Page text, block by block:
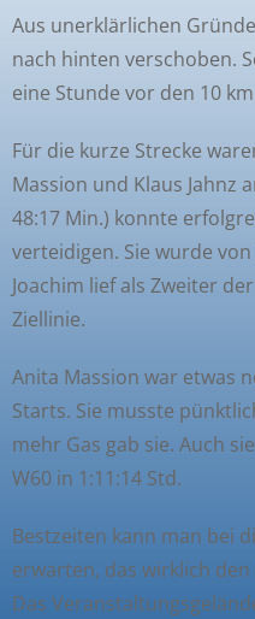
Aus unerklärlichen
nach hinten verschoben.
eine Stunde vor den 10
Für die kurze Strecke
Massion und Klaus Jahnz
48:17 Min.) konnte
verteidigen. Sie wurde
Joachim lief als Zweiter
Ziellinie.
Anita Massion war etwas
Starts. Sie musste
mehr Gas gab sie. Auch
W60 in 1:11:14 Std.
Bestzeiten kann man bei
erwarten, das wirklich
Das